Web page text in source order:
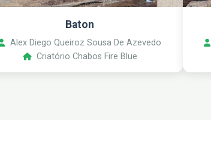
Baton
Alex Diego Queiroz Sousa De Azevedo
Criatório Chabos Fire Blue